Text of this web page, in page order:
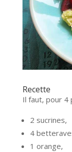
Recette
Il faut, pour 4
2 sucrines,
4
1 orange,